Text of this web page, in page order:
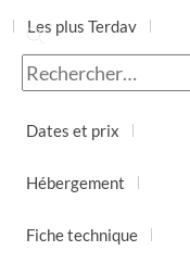
Les plus Terdav
Jour par jour
Dates et prix
Hébergement
Fiche technique